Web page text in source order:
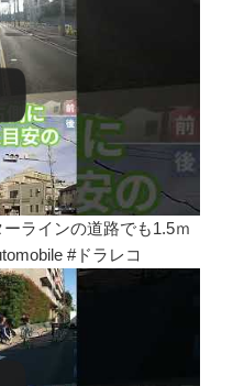
ラインの道路でも1.5ｍ
#ドラレコ